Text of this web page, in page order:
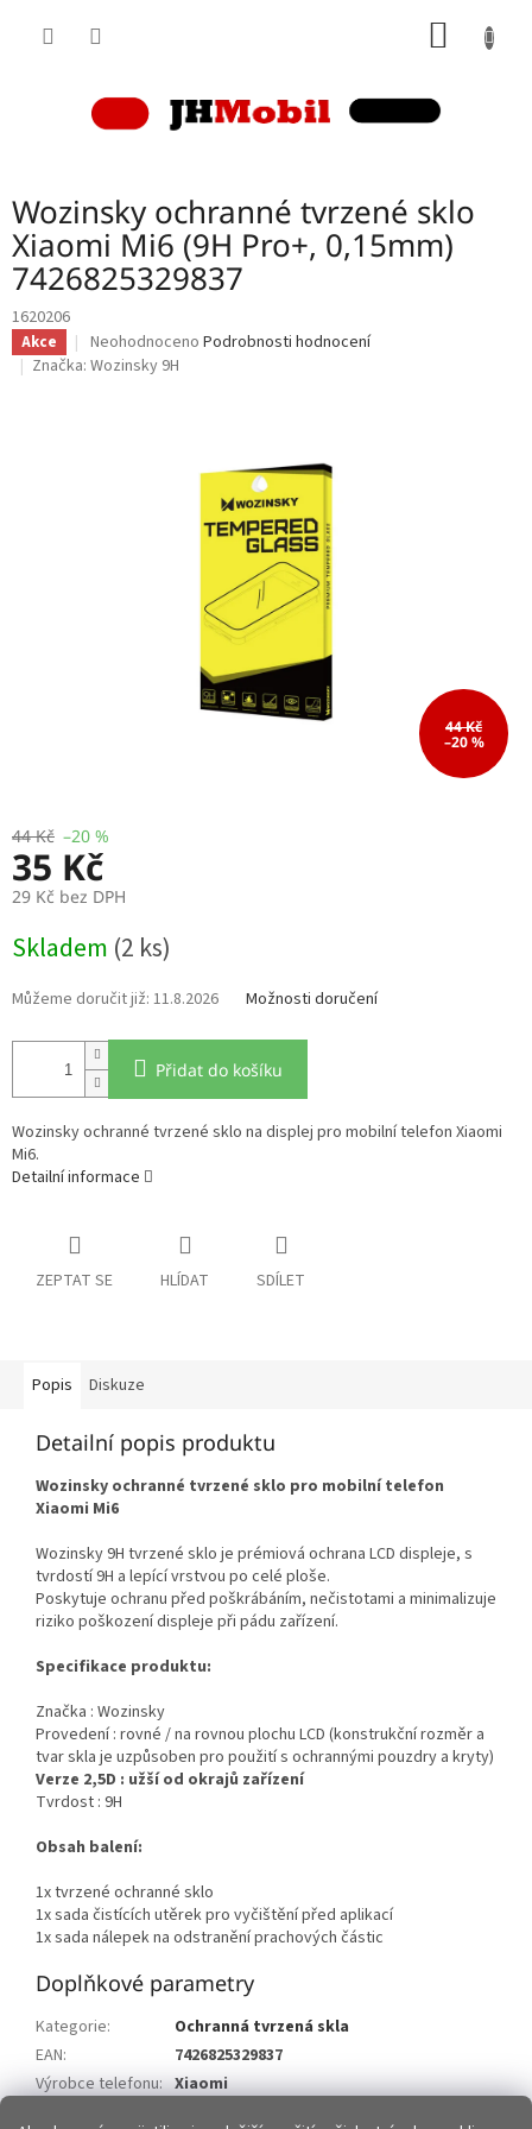
Wozinsky ochranné tvrzené sklo
Xiaomi Mi6 (9H Pro+, 0,15mm)
7426825329837
1620206
Akce
Průměrné
hodnocení
Neohodnoceno Podrobnosti hodnocení
Značka: Wozinsky 9H
44 Kč
–20 %
44 Kč –20 %
35 Kč
29 Kč bez DPH
cena:
Skladem (2 ks)
11.8.2026 Možnosti doručení
Přidat do košíku
Wozinsky ochranné tvrzené sklo na displej pro mobilní telefon Xiaomi
Mi6.
Detailní informace
ZEPTAT SE HLÍDAT SDÍLET
Popis Diskuze
Detailní popis produktu
Wozinsky ochranné tvrzené sklo pro mobilní telefon
Xiaomi Mi6
Wozinsky 9H tvrzené sklo je prémiová ochrana LCD displeje, s
tvrdostí 9H a lepící vrstvou po celé ploše.
Poskytuje ochranu před poškrábáním, nečistotami a minimalizuje
riziko poškození displeje při pádu zařízení.
Specifikace produktu:
Značka : Wozinsky
Provedení : rovné / na rovnou plochu LCD (konstrukční rozměr a
tvar skla je uzpůsoben pro použití s ochrannými pouzdry a kryty)
Verze 2,5D : užší od okrajů zařízení
Tvrdost : 9H
Obsah balení:
1x tvrzené ochranné sklo
1x sada čistících utěrek pro vyčištění před aplikací
1x sada nálepek na odstranění prachových částic
Doplňkové parametry
Kategorie:
Ochranná tvrzená skla
EAN:
7426825329837
Výrobce telefonu: Xiaomi